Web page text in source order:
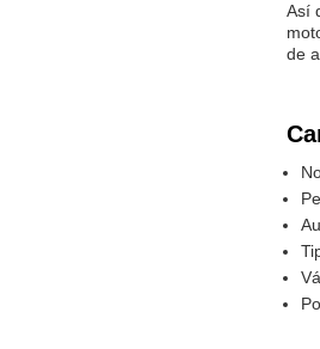
Así
de